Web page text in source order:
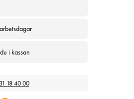
i kassan
18 40 00